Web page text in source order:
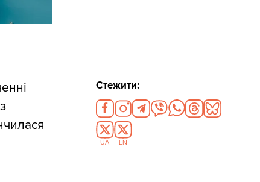
Стежити:
UA EN